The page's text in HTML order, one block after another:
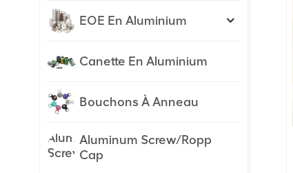
EOE En Aluminium
Canette En Aluminium
Bouchons À Anneau
Aluminum Screw/Ropp
Cap